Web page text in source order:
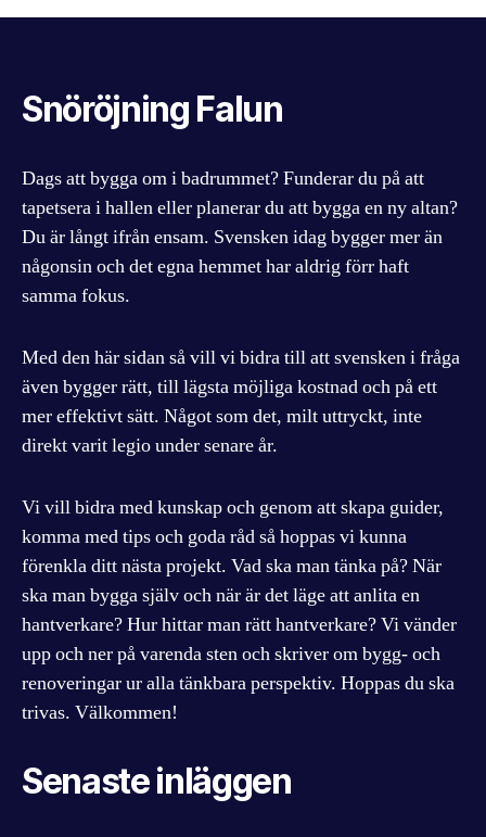
Snöröjning Falun
Dags att bygga om i badrummet? Funderar du på att
tapetsera i hallen eller planerar du att bygga en ny altan?
Du är långt ifrån ensam. Svensken idag bygger mer än
någonsin och det egna hemmet har aldrig förr haft
samma fokus.
Med den här sidan så vill vi bidra till att svensken i fråga
även bygger rätt, till lägsta möjliga kostnad och på ett
mer effektivt sätt. Något som det, milt uttryckt, inte
direkt varit legio under senare år.
Vi vill bidra med kunskap och genom att skapa guider,
komma med tips och goda råd så hoppas vi kunna
förenkla ditt nästa projekt. Vad ska man tänka på? När
ska man bygga själv och när är det läge att anlita en
hantverkare? Hur hittar man rätt hantverkare? Vi vänder
upp och ner på varenda sten och skriver om bygg- och
renoveringar ur alla tänkbara perspektiv. Hoppas du ska
trivas. Välkommen!
Senaste inläggen